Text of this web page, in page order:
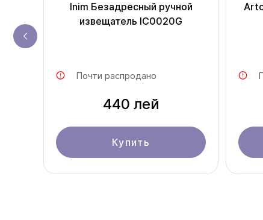
Inim Безадресный ручной
извещатель IC0020G
Почти распродано
440 лей
Купить